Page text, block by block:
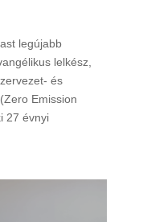
legújabb
lelkész,
és
Emission
27 évnyi